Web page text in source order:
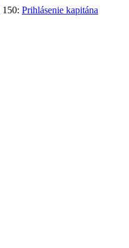
150: Prihlásenie kapitána